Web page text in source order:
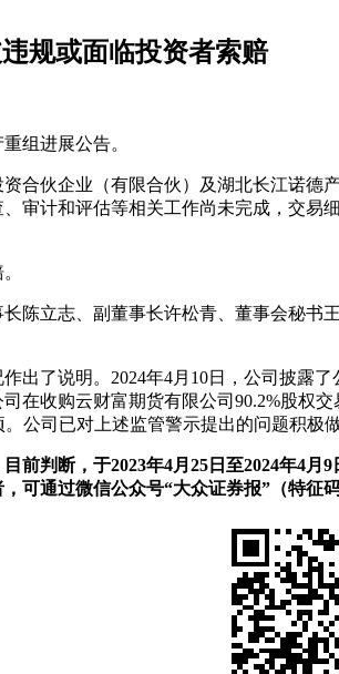
规或面临投资者索赔
组进展公告。
合伙企业（有限合伙）及湖北长江诺
审计和评估等相关工作尚未完成，交
陈立志、副董事长许松青、董事会秘
出了说明。2024年4月10日，公司披露
在收购云财富期货有限公司90.2%股权
公司已对上述监管警示提出的问题积极
前判断，于2023年4月25日至2024年4
可通过微信公众号“大众证券报”（特征